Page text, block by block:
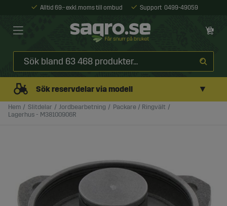
Alltid 69:- exkl. moms till ombud Support 0499-49059
Sök reservdelar via modell ▼
Hem Slitdelar Jordbearbetning
Packare / Ringvält
Lagerhus - M38100906R